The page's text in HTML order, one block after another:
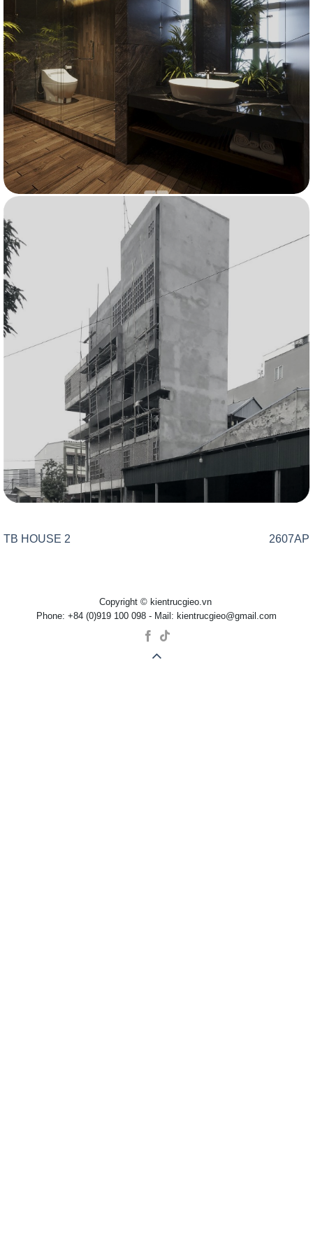
TB HOUSE 2 2607AP
Copyright © kientrucgieo.vn
Phone: +84 (0)919 100 098 - Mail: kientrucgieo@gmail.com